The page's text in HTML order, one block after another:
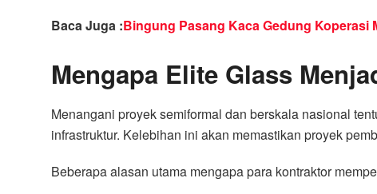
Baca Juga :Bingung Pasang Kaca Gedung Koperasi
Mengapa Elite Glass
Menangani proyek semiformal dan berskala nasional
infrastruktur. Kelebihan ini akan memastikan proyek
Beberapa alasan utama mengapa para kontraktor